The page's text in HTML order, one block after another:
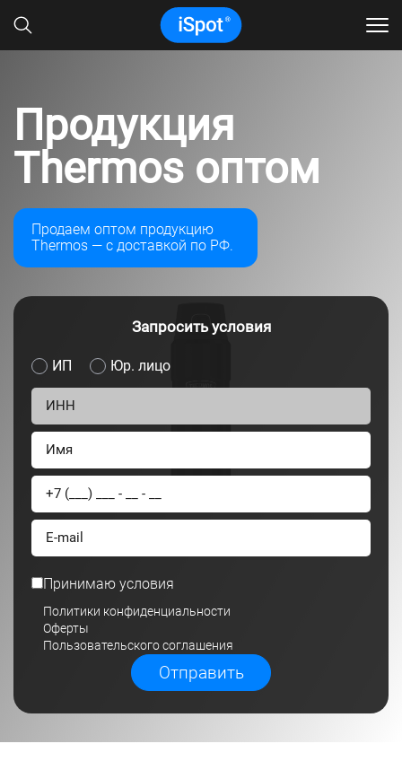
Продукция
Thermos оптом
Продаем оптом продукцию
Thermos — с доставкой по РФ.
Запросить условия
ИП Юр. лицо
Принимаю условия
Политики конфиденциальности
Оферты
Пользовательского соглашения
Отправить